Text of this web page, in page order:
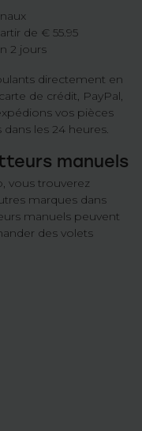
de € 55.95
2 jours
directement en
de crédit, PayPal,
vos pièces
les 24 heures.
manuels
vous trouverez
marques dans
manuels peuvent
des volets